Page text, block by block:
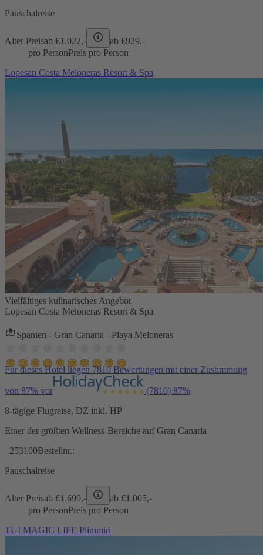
Pauschalreise
Alter Preisab €1.022,- ab €929,-
pro PersonPreis pro Person
Lopesan Costa Meloneras Resort & Spa
Vielfältiges kulinarisches Angebot
Lopesan Costa Meloneras Resort & Spa
Spanien - Gran Canaria - Playa Meloneras
Für dieses Hotel liegen 7810 Bewertungen mit einer Zustimmung
von 87% vor (7810) 87%
8-tägige Flugreise, DZ inkl. HP
Einer der größten Wellness-Bereiche auf Gran Canaria
253100Bestellnr.:
Pauschalreise
Alter Preisab €1.699,- ab €1.005,-
pro PersonPreis pro Person
TUI MAGIC LIFE Plimmiri